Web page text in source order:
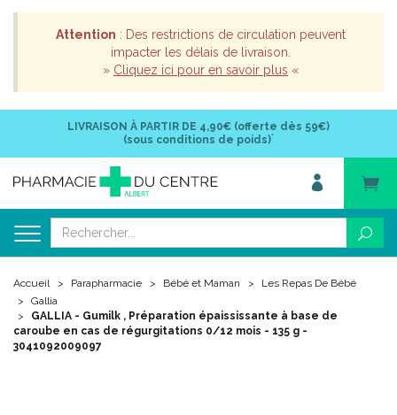
Attention : Des restrictions de circulation peuvent
impacter les délais de livraison.
» Cliquez ici pour en savoir plus «
LIVRAISON À PARTIR DE 4,90€ (offerte dès 59€)
(sous conditions de poids)*
Accueil Parapharmacie Bébé et Maman
Les Repas De Bébé
Gallia
GALLIA - Gumilk , Préparation épaississante à base de
caroube en cas de régurgitations 0/12 mois - 135 g -
3041092009097